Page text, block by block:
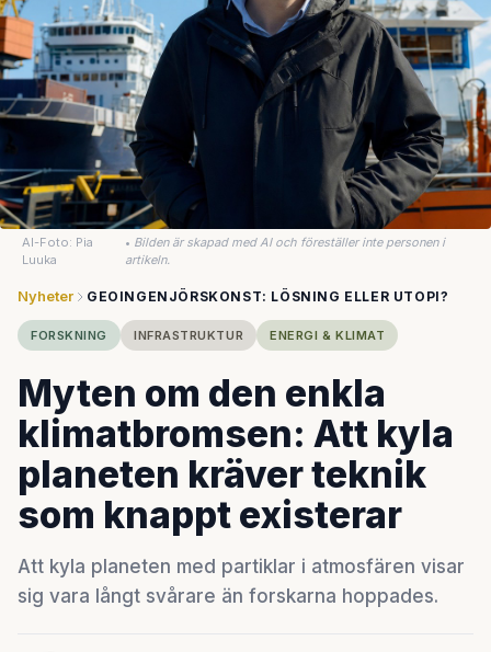
AI-Foto: Pia
Luuka
• Bilden är skapad med AI och föreställer inte personen i
artikeln.
Nyheter GEOINGENJÖRSKONST: LÖSNING ELLER UTOPI?
FORSKNING INFRASTRUKTUR ENERGI & KLIMAT
Myten om den enkla
klimatbromsen: Att kyla
planeten kräver teknik
som knappt existerar
Att kyla planeten med partiklar i atmosfären visar
sig vara långt svårare än forskarna hoppades.